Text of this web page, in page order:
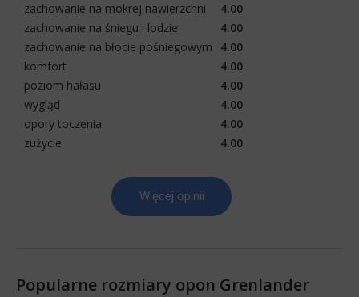
zachowanie na mokrej nawierzchni
4.00
zachowanie na śniegu i lodzie
4.00
zachowanie na błocie pośniegowym
4.00
komfort
4.00
poziom hałasu
4.00
wygląd
4.00
opory toczenia
4.00
zużycie
4.00
Więcej opinii
Popularne rozmiary opon Grenlander